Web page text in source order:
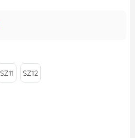
SZ11 SZ12